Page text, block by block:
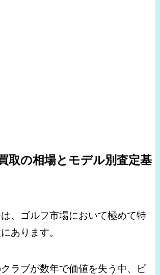
取の相場とモデル別査定基
、ゴルフ市場において極めて特
あります。
ラブが数年で価値を失う中、ピ